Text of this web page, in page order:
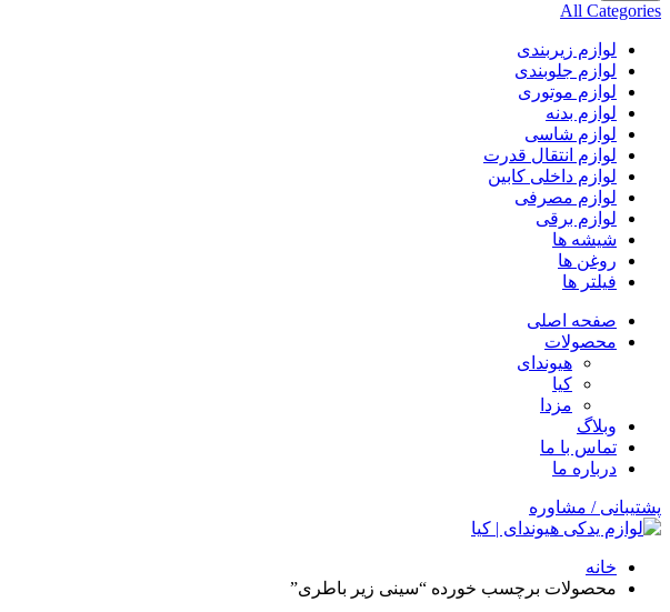
All Categories
لوازم زیربندی
لوازم جلوبندی
لوازم موتوری
لوازم بدنه
لوازم شاسی
لوازم انتقال قدرت
لوازم داخلی کابین
لوازم مصرفی
لوازم برقی
شیشه ها
روغن ها
فیلتر ها
صفحه اصلی
محصولات
هیوندای
کیا
مزدا
وبلاگ
تماس با ما
درباره ما
پشتیبانی / مشاوره
خانه
محصولات برچسب خورده “سینی زیر باطری”